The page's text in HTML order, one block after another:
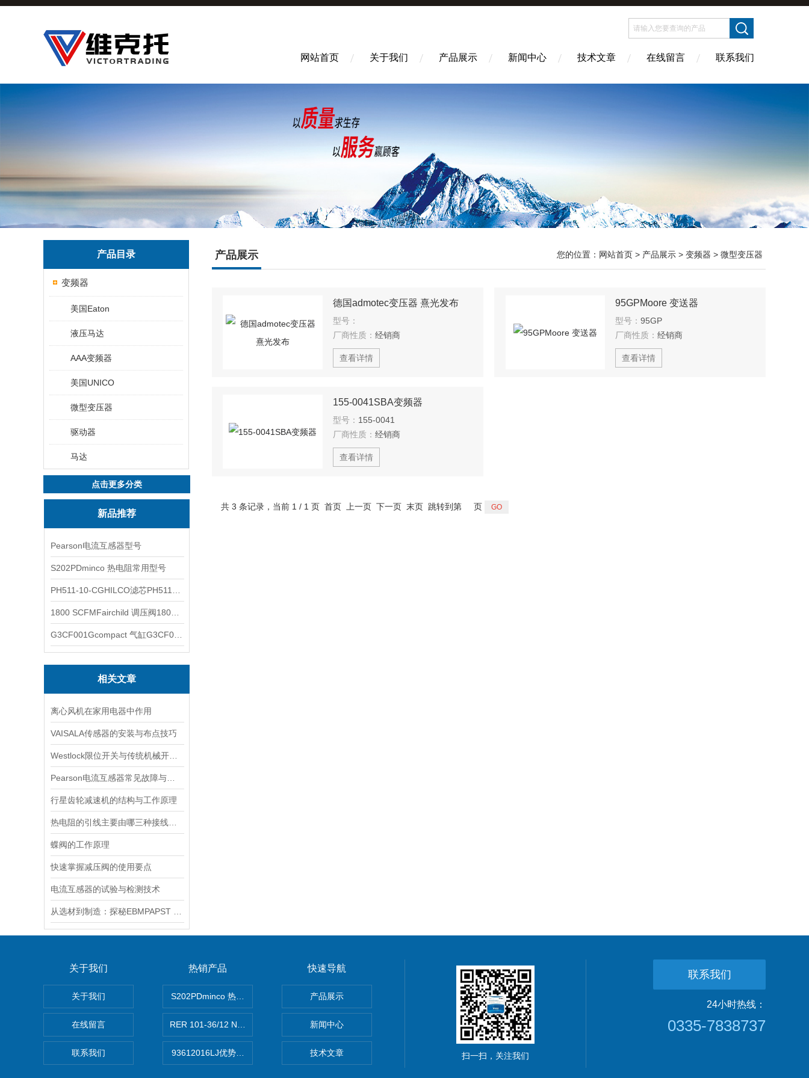
网站首页 关于我们 产品展示 新闻中心 技术文章 在线留言 联系我们
产品目录
变频器
美国Eaton
液压马达
AAA变频器
美国UNICO
微型变压器
驱动器
马达
点击更多分类
新品推荐
Pearson电流互感器型号
S202PDminco 热电阻常用型号
相关文章
离心风机在家用电器中作用
VAISALA传感器的安装与布点技巧
行星齿轮减速机的结构与工作原理
蝶阀的工作原理
快速掌握减压阀的使用要点
电流互感器的试验与检测技术
产品展示 您的位置： 网站首页 > 产品展示 > 变频器 > 微型变压器
德国admotec变压器 熹光发布
型号：
厂商性质： 经销商
查看详情
95GPMoore 变送器
型号： 95GP
厂商性质： 经销商
查看详情
155-0041SBA变频器
型号： 155-0041
厂商性质： 经销商
查看详情
共 3 条记录，当前 1 / 1 页 首页 上一页 下一页 末页 跳转到第 页
关于我们
关于我们
在线留言
联系我们
热销产品
S202PDminco 热电阻
RER 101-36/12 NHH离心EBMPAPST 风扇
93612016LJ优势供应美国BEI编码器
快速导航
产品展示
新闻中心
技术文章 扫一扫，关注我们
联系我们
24小时热线：
0335-7838737